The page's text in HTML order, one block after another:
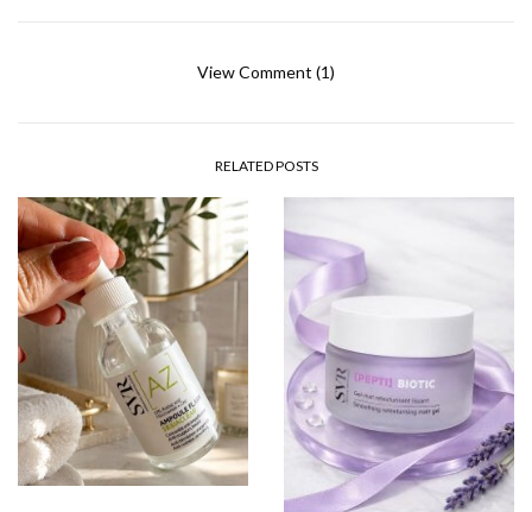
View Comment (1)
RELATED POSTS